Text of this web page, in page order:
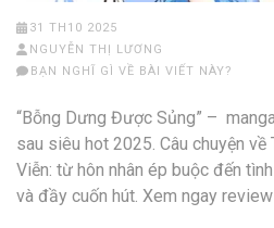
31 TH10 2025
NGUYỄN THỊ LƯƠNG
BẠN NGHĨ GÌ VỀ BÀI VIẾT NÀY?
“Bỗng Dưng Được Sủng” –
sau siêu hot 2025. Câu chuyện về
Viễn: từ hôn nhân ép buộc đến
và đầy cuốn hút. Xem ngay